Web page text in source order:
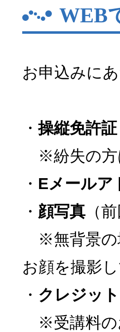
WEB
お申込みに
・操縦免許証
※紛失の方
・ Eメールア
・ 顔写真（
※無背景の
お顔を撮影
・ クレジッ
※受講料の